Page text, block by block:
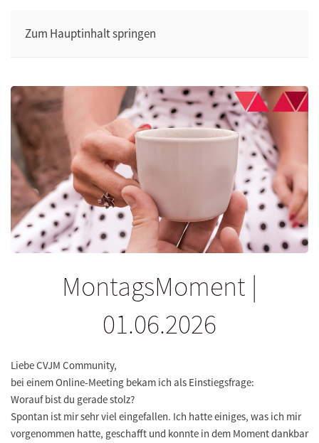
Zum Hauptinhalt springen
MontagsMoment |
01.06.2026
Liebe CVJM Community,
bei einem Online-Meeting bekam ich als Einstiegsfrage:
Worauf bist du gerade stolz?
Spontan ist mir sehr viel eingefallen. Ich hatte einiges, was ich mir
vorgenommen hatte, geschafft und konnte in dem Moment dankbar